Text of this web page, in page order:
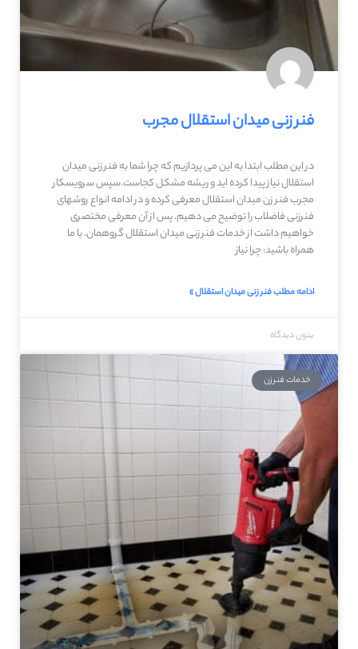
فنر زنی میدان استقلال مجرب
در این مطلب ابتدا به این می پردازیم که چرا شما به فنر زنی میدان
استقلال نیاز پیدا کرده اید و ریشه مشکل کجاست.سپس سرویسکار
مجرب فنر زن میدان استقلال معرفی کرده و در ادامه انواع روشهای
فنرزنی فاضلاب را توضیح می دهیم. پس از آن معرفی مختصری
خواهیم داشت از خدمات فنر زنی میدان استقلال گروهمان. با ما
همراه باشید: چرا نیاز
ادامه مطلب فنر زنی میدان استقلال »
بدون دیدگاه
خدمات فنرزن